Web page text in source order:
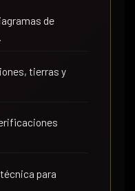
de
tierras y
para